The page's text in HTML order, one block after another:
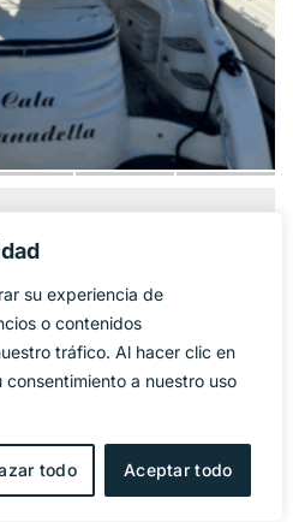
su experiencia de
o contenidos
tráfico. Al hacer clic en
a nuestro uso
todo Aceptar todo